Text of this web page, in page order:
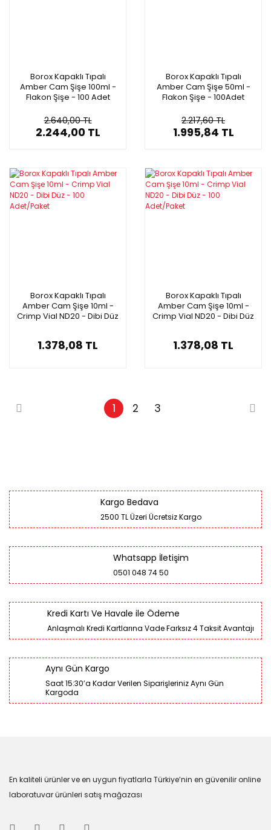
Borox Kapaklı Tıpalı
Amber Cam Şişe 100ml -
Flakon Şişe - 100 Adet
2.640,00 TL
2.244,00 TL
Borox Kapaklı Tıpalı
Amber Cam Şişe 50ml -
Flakon Şişe - 100Adet
2.217,60 TL
1.995,84 TL
Borox Kapaklı Tıpalı
Amber Cam Şişe 10ml -
Crimp Vial ND20 - Dibi Düz
1.378,08 TL
Borox Kapaklı Tıpalı
Amber Cam Şişe 10ml -
Crimp Vial ND20 - Dibi Düz
1.378,08 TL
1 2 3
Kargo Bedava
2500 TL Üzeri Ücretsiz Kargo
Whatsapp İletişim
0501 048 74 50
Kredi Kartı Ve Havale ile Ödeme
Anlaşmalı Kredi Kartlarına Vade Farksız 4 Taksit Avantajı
Aynı Gün Kargo
Saat 15:30’a Kadar Verilen Siparişleriniz Aynı Gün
Kargoda
En kaliteli ürünler ve en uygun fiyatlarla Türkiye’nin en güvenilir online
laboratuvar ürünleri satış mağazası